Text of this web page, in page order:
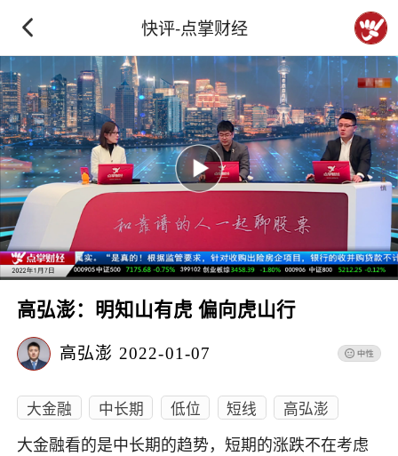
快评-点掌财经
高弘澎：明知山有虎 偏向虎山行
高弘澎 2022-01-07
大金融 中长期 低位 短线 高弘澎
大金融看的是中长期的趋势，短期的涨跌不在考虑